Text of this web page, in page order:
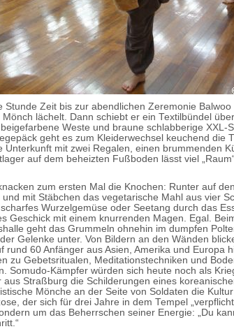
Stunde Zeit bis zur abendlichen Zeremonie Balwoo
lächelt. Dann schiebt er ein Textilbündel über
Weste und braune schlabberige XXL-
geht es zum Kleiderwechsel keuchend die
Unterkunft mit zwei Regalen, einen brummenden
auf dem beheizten Fußboden lässt viel
zum ersten Mal die Knochen: Runter auf
mit Stäbchen das vegetarische Mahl aus vier
Wurzelgemüse oder Seetang durch das
Geschick mit einem knurrenden Magen. Egal.
geht das Grummeln ohnehin im dumpfen
Gelenke unter. Von Bildern an den Wänden
rund 60 Anfänger aus Asien, Amerika und Europa
zu Gebetsritualen, Meditationstechniken und
Somudo-Kämpfer würden sich heute noch als
Straßburg die Schilderungen eines
Mönche an der Seite von Soldaten die
der sich für drei Jahre in dem Tempel
um das Beherrschen seiner Energie: „Du